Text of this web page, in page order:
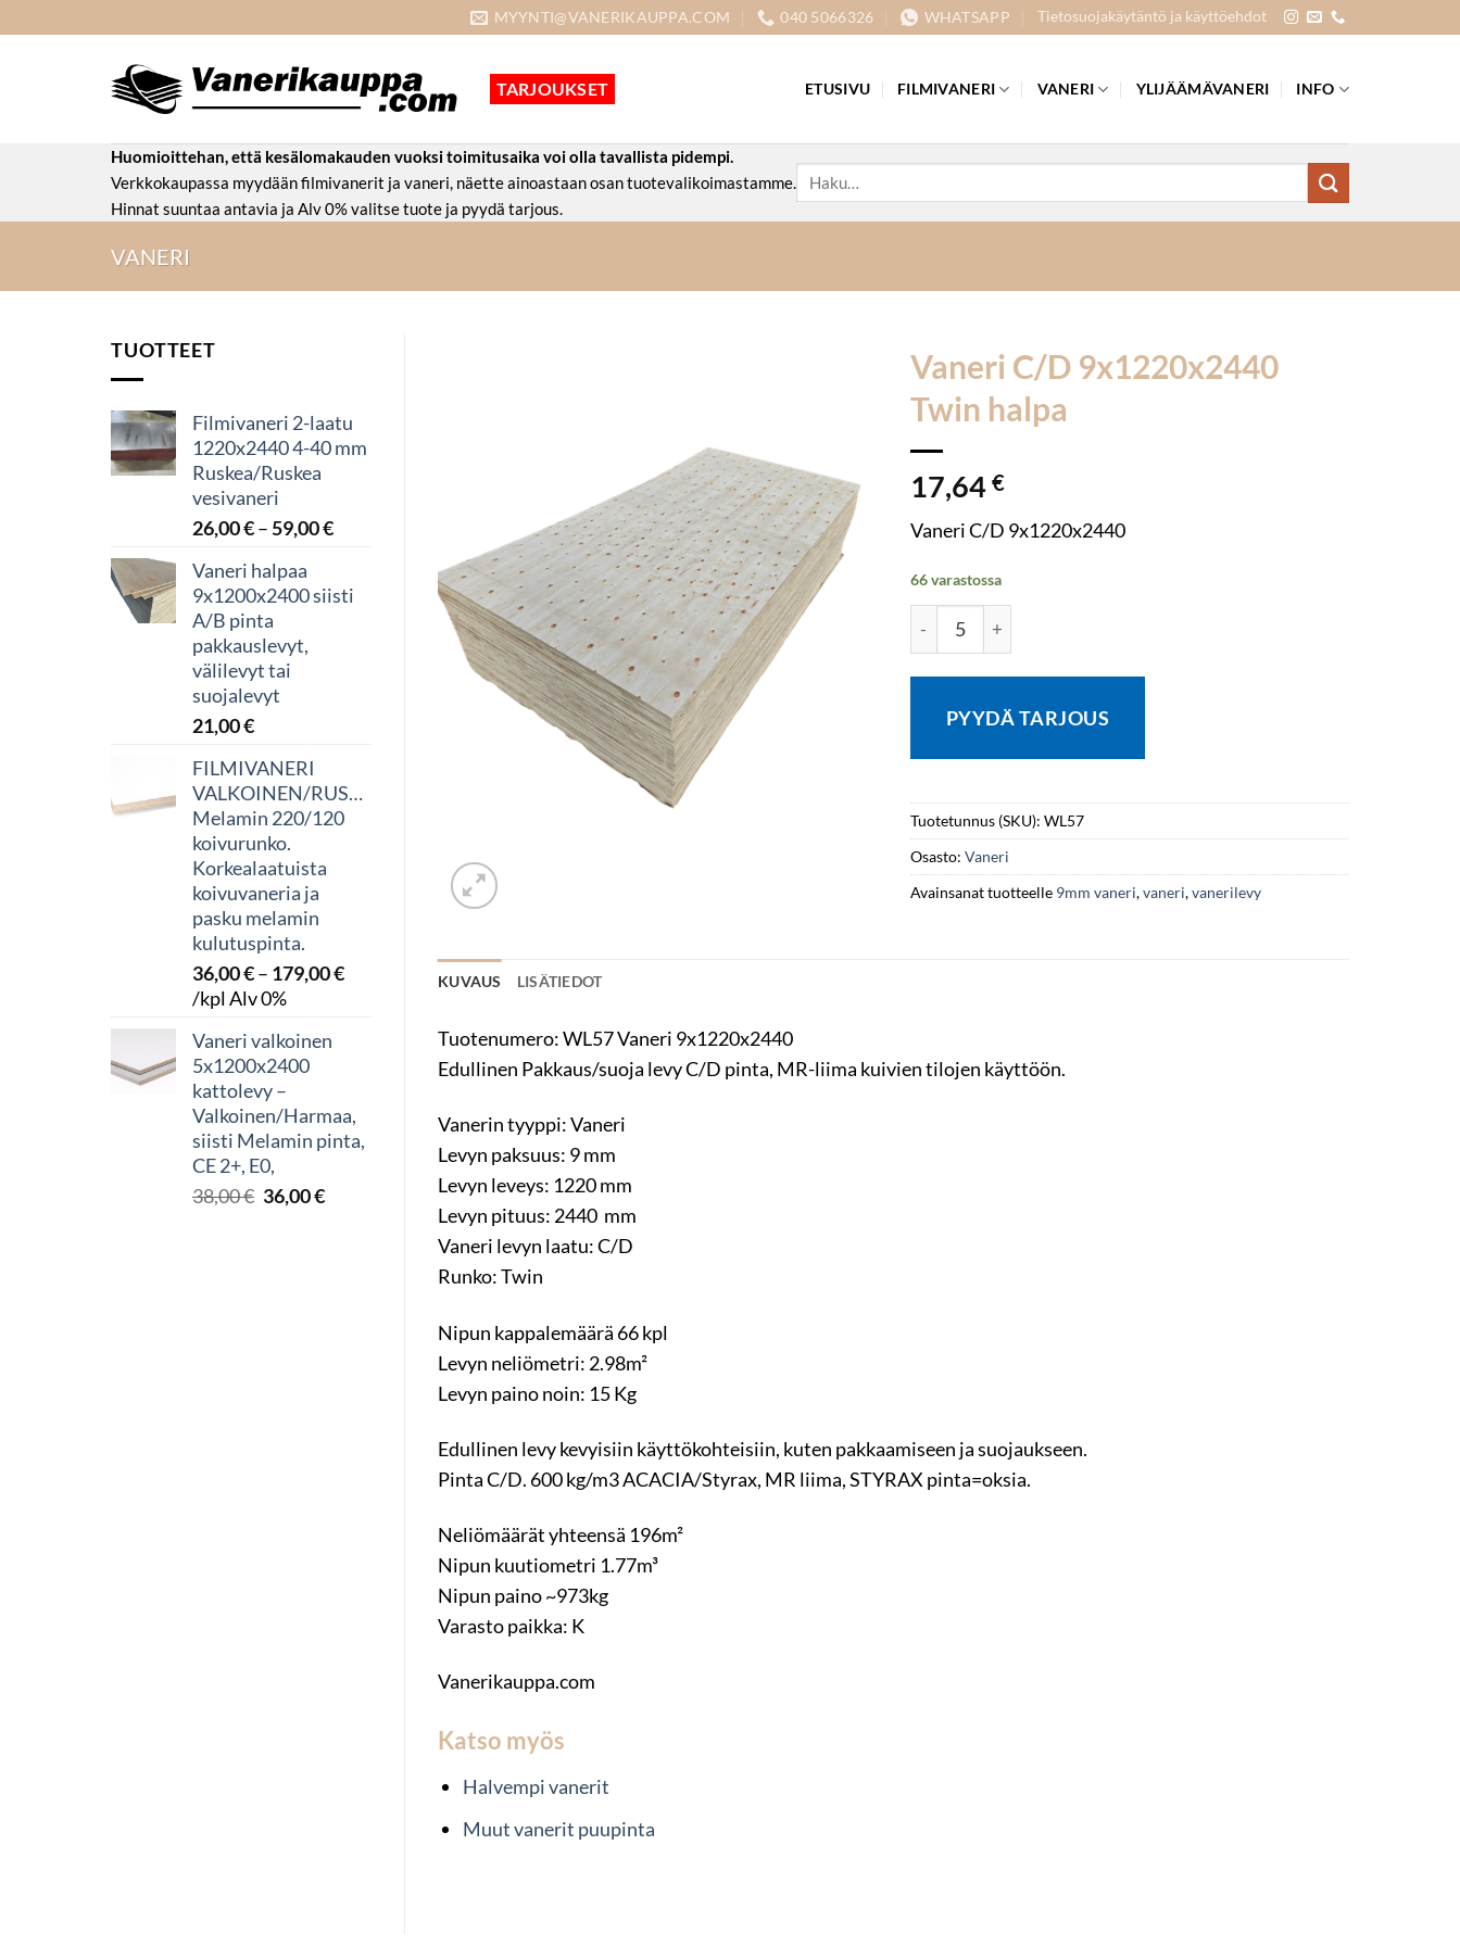
MYYNTI@VANERIKAUPPA.COM 040 5066326 WHATSAPP Tietosuojakäytäntö ja käyttöehdot
TARJOUKSET ETUSIVU FILMIVANERI VANERI YLIJÄÄMÄVANERI INFO
Huomioittehan, että kesälomakauden vuoksi toimitusaika voi olla tavallista pidempi.
Verkkokaupassa myydään filmivanerit ja vaneri, näette ainoastaan osan tuotevalikoimastamme.
Hinnat suuntaa antavia ja Alv 0% valitse tuote ja pyydä tarjous.
VANERI
TUOTTEET
Filmivaneri 2-laatu
1220x2440 4-40 mm
Ruskea/Ruskea
vesivaneri
26,00€–59,00€Hintaluokka:
59,00 €
Vaneri halpaa
9x1200x2400 siisti
A/B pinta
pakkauslevyt,
välilevyt tai
suojalevyt
21,00€
FILMIVANERI
VALKOINEN/RUSKEA
Melamin 220/120
koivurunko.
Korkealaatuista
koivuvaneria ja
pasku melamin
kulutuspinta.
36,00€– 179,00€
Hintaluokka:
-
179,00 €
/kpl Alv 0%
Vaneri valkoinen
5x1200x2400
kattolevy –
Valkoinen/Harmaa,
siisti Melamin pinta,
CE 2+, E0,
38,00€ Alkuperäinen
36,00€Nykyinen
Vaneri C/D 9x1220x2440
Twin halpa
17,64 €
Vaneri C/D 9x1220x2440
66 varastossa
Vaneri C/D 9x1220x2440 Twin halpa määrä
PYYDÄ TARJOUS
Tuotetunnus (SKU): WL57
Osasto: Vaneri
Avainsanat tuotteelle 9mm vaneri,vaneri,vanerilevy
KUVAUS LISÄTIEDOT
Tuotenumero: WL57 Vaneri 9x1220x2440
Edullinen Pakkaus/suoja levy C/D pinta, MR-liima kuivien tilojen käyttöön.
Vanerin tyyppi: Vaneri
Levyn paksuus: 9 mm
Levyn leveys: 1220 mm
Levyn pituus: 2440 mm
Vaneri levyn laatu: C/D
Runko: Twin
Nipun kappalemäärä 66 kpl
Levyn neliömetri: 2.98m²
Levyn paino noin: 15 Kg
Edullinen levy kevyisiin käyttökohteisiin, kuten pakkaamiseen ja suojaukseen.
Pinta C/D. 600 kg/m3 ACACIA/Styrax, MR liima, STYRAX pinta=oksia.
Neliömäärät yhteensä 196m²
Nipun kuutiometri 1.77m³
Nipun paino ~973kg
Varasto paikka: K
Vanerikauppa.com
Katso myös
Halvempi vanerit
Muut vanerit puupinta